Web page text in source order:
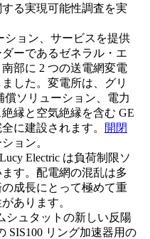
る実現可能性調査を実
ション、サービスを提供
ーであるゼネラル・エ
部に 2 つの送電網変電
した。変電所は、グリ
償ソリューション、電力
縁と空気絶縁を含む GE
に建設されます。
開閉
ョン。
Electric は負荷制限ソ
す。配電網の混乱は多
成長にとって極めて重
あります。
シュタットの新しい反陽
SIS100 リング加速器用の